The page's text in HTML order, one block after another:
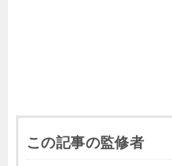
この記事の監修者